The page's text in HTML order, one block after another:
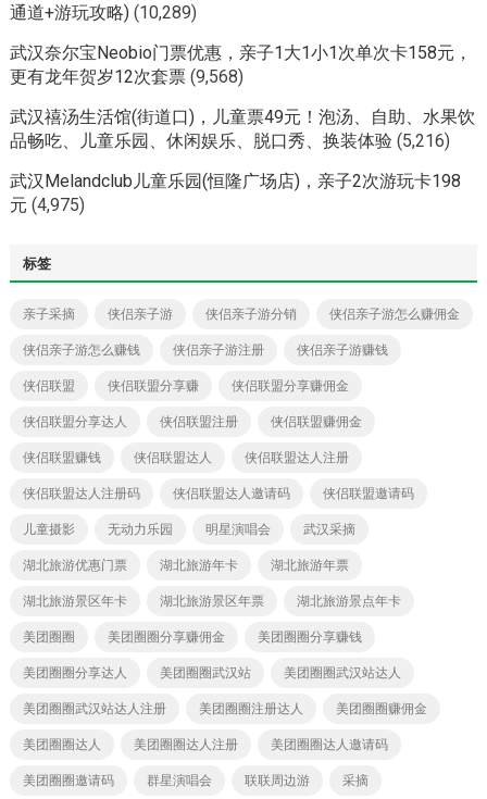
通道+游玩攻略) (10,289)
武汉奈尔宝Neobio门票优惠，亲子1大1小1次单次卡158元，
更有龙年贺岁12次套票 (9,568)
武汉禧汤生活馆(街道口)，儿童票49元！泡汤、自助、水果饮
品畅吃、儿童乐园、休闲娱乐、脱口秀、换装体验 (5,216)
武汉Melandclub儿童乐园(恒隆广场店)，亲子2次游玩卡198
元 (4,975)
标签
亲子采摘 侠侣亲子游 侠侣亲子游分销 侠侣亲子游怎么赚佣金
侠侣亲子游怎么赚钱 侠侣亲子游注册 侠侣亲子游赚钱
侠侣联盟 侠侣联盟分享赚 侠侣联盟分享赚佣金
侠侣联盟分享达人 侠侣联盟注册 侠侣联盟赚佣金
侠侣联盟赚钱 侠侣联盟达人 侠侣联盟达人注册
侠侣联盟达人注册码 侠侣联盟达人邀请码 侠侣联盟邀请码
儿童摄影 无动力乐园 明星演唱会 武汉采摘
湖北旅游优惠门票 湖北旅游年卡 湖北旅游年票
湖北旅游景区年卡 湖北旅游景区年票 湖北旅游景点年卡
美团圈圈 美团圈圈分享赚佣金 美团圈圈分享赚钱
美团圈圈分享达人 美团圈圈武汉站 美团圈圈武汉站达人
美团圈圈武汉站达人注册 美团圈圈注册达人 美团圈圈赚佣金
美团圈圈达人 美团圈圈达人注册 美团圈圈达人邀请码
美团圈圈邀请码 群星演唱会 联联周边游 采摘